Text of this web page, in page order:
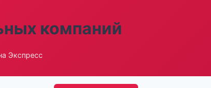
компаний
Экспресс